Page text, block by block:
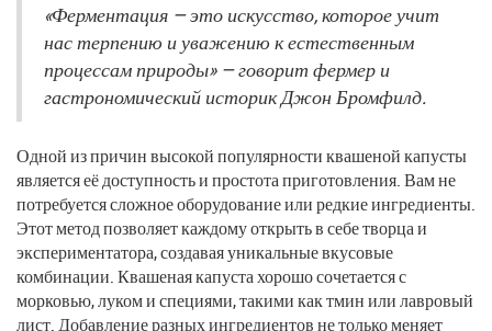
«Ферментация — это искусство, которое учит
нас терпению и уважению к естественным
процессам природы» — говорит фермер и
гастрономический историк Джон Бромфилд.
Одной из причин высокой популярности квашеной капусты
является её доступность и простота приготовления. Вам не
потребуется сложное оборудование или редкие ингредиенты.
Этот метод позволяет каждому открыть в себе творца и
экспериментатора, создавая уникальные вкусовые
комбинации. Квашеная капуста хорошо сочетается с
морковью, луком и специями, такими как тмин или лавровый
лист. Добавление разных ингредиентов не только меняет